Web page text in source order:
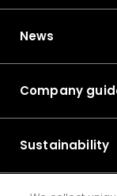
News
Company
Sustainability